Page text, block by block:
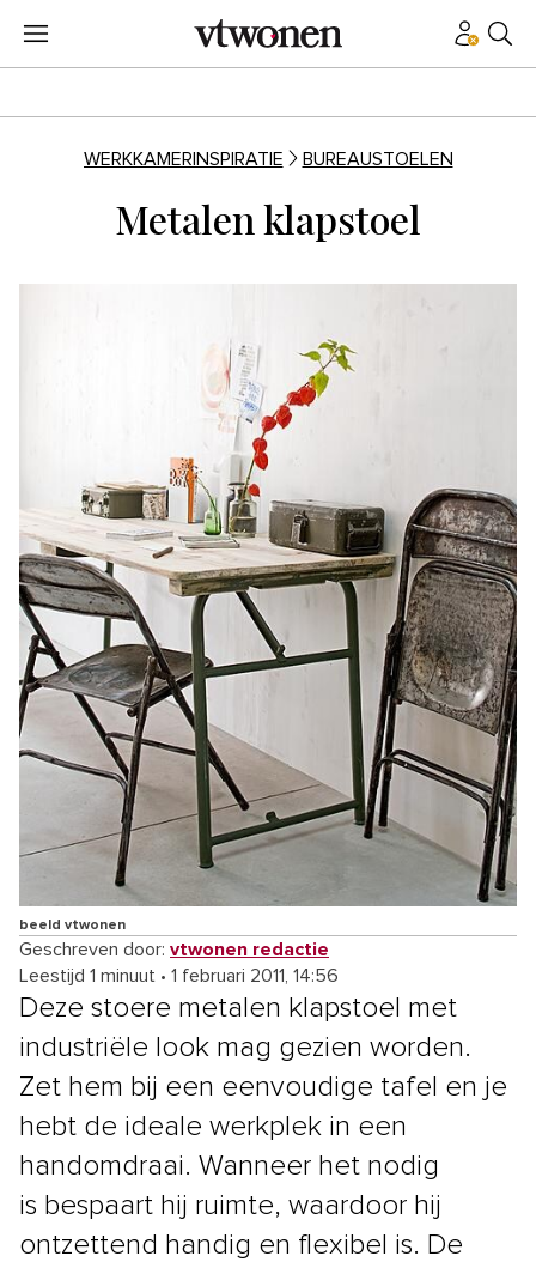
WERKKAMERINSPIRATIE BUREAUSTOELEN
Metalen klapstoel
beeld vtwonen
Geschreven door: vtwonen redactie
Leestijd 1 minuut • 1 februari 2011, 14:56
Deze stoere metalen klapstoel met
industriële look mag gezien worden.
Zet hem bij een eenvoudige tafel en je
hebt de ideale werkplek in een
handomdraai. Wanneer het nodig
is bespaart hij ruimte, waardoor hij
ontzettend handig en flexibel is. De